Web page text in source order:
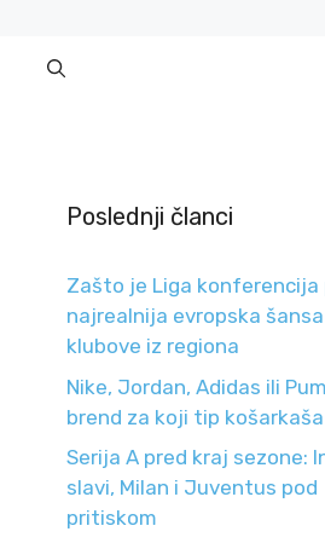
Poslednji članci
Zašto je Liga konferencija
najrealnija evropska
klubove iz regiona
Nike, Jordan, Adidas ili
brend za koji tip košarkaša
Serija A pred kraj sezone:
slavi, Milan i Juventus pod
pritiskom